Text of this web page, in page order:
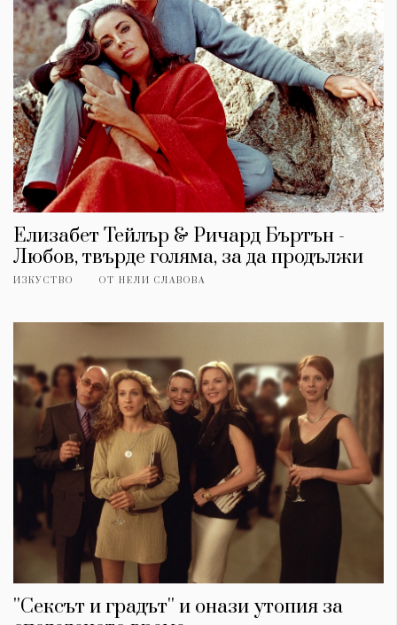
Елизабет Тейлър & Ричард Бъртън -
Любов, твърде голяма, за да продължи
ИЗКУСТВО ОТ НЕЛИ СЛАВОВА
''Сексът и градът'' и онази утопия за